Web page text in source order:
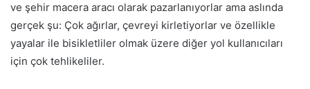
ve şehir macera aracı olarak pazarlanıyorlar ama aslında
gerçek şu: Çok ağırlar, çevreyi kirletiyorlar ve özellikle
yayalar ile bisikletliler olmak üzere diğer yol kullanıcıları
için çok tehlikeliler.